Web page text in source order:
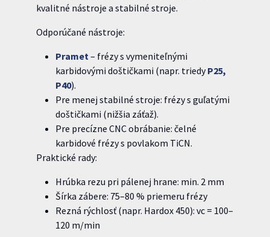
kvalitné nástroje a stabilné stroje.
Odporúčané nástroje:
Pramet – frézy s vymeniteľnými
karbidovými doštičkami (napr. triedyP25,
P40).
Pre menej stabilné stroje: frézy s guľatými
doštičkami (nižšia záťaž).
Pre precízne CNC obrábanie: čelné
karbidové frézy s povlakom TiCN.
Praktické rady:
Hrúbka rezu pri pálenej hrane: min. 2 mm
Šírka zábere: 75–80 % priemeru frézy
Rezná rýchlosť (napr. Hardox 450): vc = 100–
120 m/min